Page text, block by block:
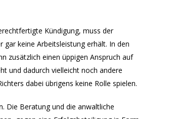
Kündigung, muss der
keine Arbeitsleistung erhält. In den
zusätzlich einen üppigen Anspruch auf
und dadurch vielleicht noch andere
dabei übrigens keine Rolle spielen.
Die Beratung und die anwaltliche